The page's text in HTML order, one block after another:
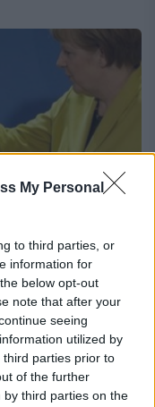
My Personal
to third parties, or
information for
below opt-out
note that after your
seeing
utilized by
parties prior to
of the further
third parties on the
„Fantoma
spatele
scoasă